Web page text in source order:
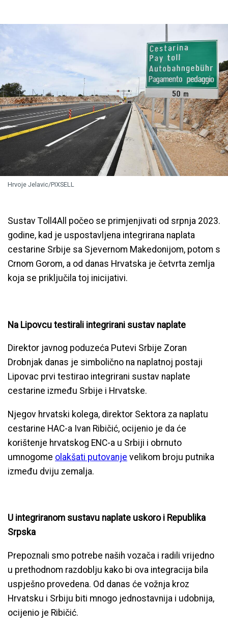
Hrvoje Jelavic/PIXSELL
Sustav Toll4All počeo se primjenjivati od srpnja 2023.
godine, kad je uspostavljena integrirana naplata
cestarine Srbije sa Sjevernom Makedonijom, potom s
Crnom Gorom, a od danas Hrvatska je četvrta zemlja
koja se priključila toj inicijativi.
Na Lipovcu testirali integrirani sustav naplate
Direktor javnog poduzeća Putevi Srbije Zoran
Drobnjak danas je simbolično na naplatnoj postaji
Lipovac prvi testirao integrirani sustav naplate
cestarine između Srbije i Hrvatske.
Njegov hrvatski kolega, direktor Sektora za naplatu
cestarine HAC-a Ivan Ribičić, ocijenio je da će
korištenje hrvatskog ENC-a u Srbiji i obrnuto
umnogome olakšati putovanje velikom broju putnika
između dviju zemalja.
U integriranom sustavu naplate uskoro i Republika
Srpska
Prepoznali smo potrebe naših vozača i radili vrijedno
u prethodnom razdoblju kako bi ova integracija bila
uspješno provedena. Od danas će vožnja kroz
Hrvatsku i Srbiju biti mnogo jednostavnija i udobnija,
ocijenio je Ribičić.